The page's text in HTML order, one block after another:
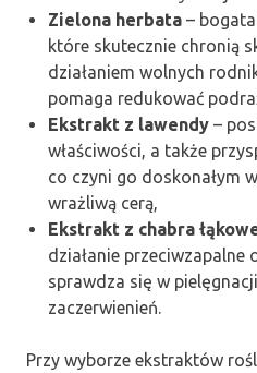
Zielona herbata –
które skutecznie chronią
działaniem wolnych
pomaga redukować
Ekstrakt z lawendy –
właściwości, a także
co czyni go doskonałym
wrażliwą cerą,
Ekstrakt z chabra
działanie przeciwzapalne
sprawdza się w
zaczerwienień.
Przy wyborze ekstraktów